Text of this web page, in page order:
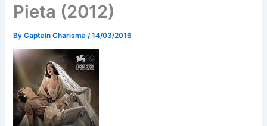
Pieta (2012)
ByCaptain Charisma /14/03/2016